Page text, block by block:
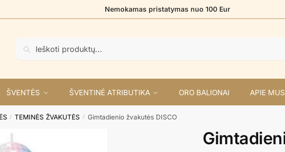
Nemokamas pristatymas nuo 100 Eur
ŠVENTĖS ŠVENTINĖ ATRIBUTIKA ORO BALIONAI APIE MUS
/ TEMINĖS ŽVAKUTĖS / Gimtadienio žvakutės DISCO